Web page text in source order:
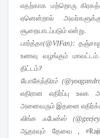
எதற்காக மற்றொரு
ஏனென்றால்
சூறையாடப்படும் என்று.
பார்த்தா(@VJFan):
உணவு வழங்கும்
திட்டம்?
யோகேந்திரம்
எதிரான எதிர்ப்பு
அனைவரும் இதனை
லிங்க ஃபேன்ஸ்
ஆதரவும் தேவை ,